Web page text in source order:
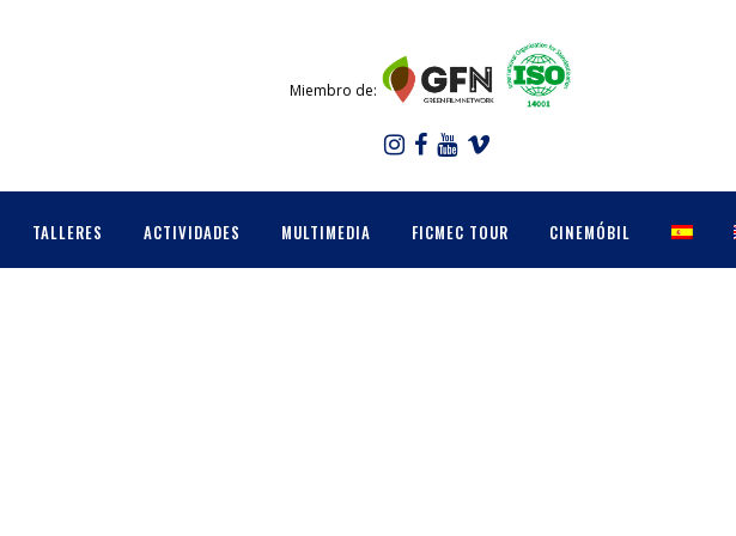
Miembro de:
TALLERES ACTIVIDADES MULTIMEDIA FICMEC TOUR CINEMÓBIL